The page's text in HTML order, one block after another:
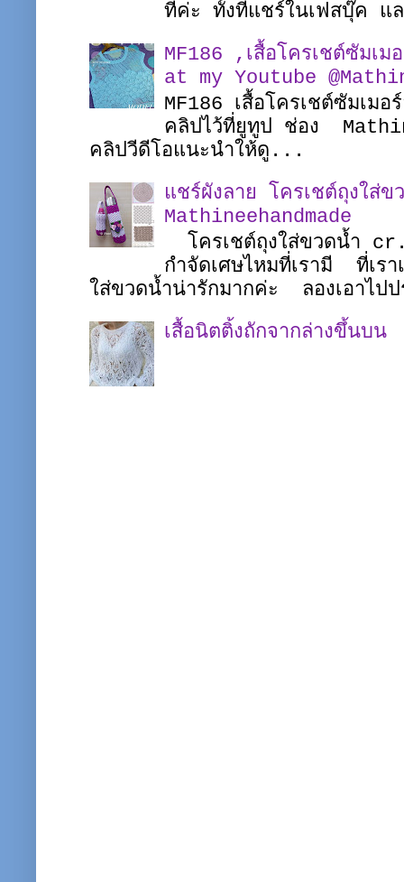
ที่ค่ะ ทั้งที่แชร์ในเฟสบุ๊ค
MF186 ,เสื้อโครเชต์ซัม
at my Youtube
MF186 เสื้อโครเชต์ซัมเม
คลิปไว้ที่ยูทูป ช่อง
คลิปวีดีโอแนะนำให้ดู...
แชร์ผังลาย โครเชต์ถุงใส่ข
Mathineehandmade
โครเชต์ถุงใส่ขวดน้ำ
กำจัดเศษไหมที่เรามี ที่เร
ใส่ขวดน้ำน่ารักมากค่ะ ลองเอาไ
เสื้อนิตติ้งถักจากล่างขึ้นบน